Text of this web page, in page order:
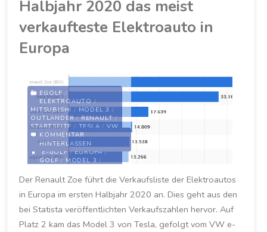
Halbjahr 2020 das meist
verkaufteste Elektroauto in
Europa
EGOLF /
ELEKTROAUTO /
MITSUBISHI / MODEL 3 /
OUTLANDER / RENAULT /
STARTSEITE / TESLA / VW
/ ZOE
E-GOLF /EUROPA/
GOLF/ MODEL 3 /
/ TELSA /TESLA MODEL 3
/ VERKAUF /VW /VW E-
GOLF/ ZOE
18. SEPTEMBER 2020
KOMMENTAR
HINTERLASSEN
Der Renault Zoe führt die Verkaufsliste der Elektroautos
in Europa im ersten Halbjahr 2020 an. Dies geht aus den
bei Statista veröffentlichten Verkaufszahlen hervor. Auf
Platz 2 kam das Model 3 von Tesla, gefolgt vom VW e-